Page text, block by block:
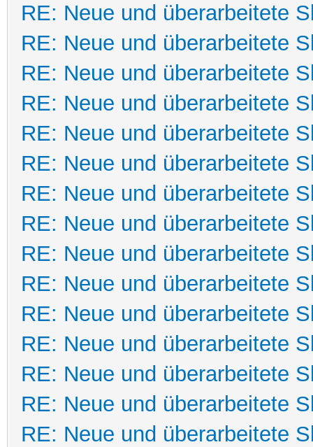
RE: Neue und überarbeitete
RE: Neue und überarbeitete
RE: Neue und überarbeitete
RE: Neue und überarbeitete
RE: Neue und überarbeitete
RE: Neue und überarbeitete
RE: Neue und überarbeitete
RE: Neue und überarbeitete
RE: Neue und überarbeitete
RE: Neue und überarbeitete
RE: Neue und überarbeitete
RE: Neue und überarbeitete
RE: Neue und überarbeitete
RE: Neue und überarbeitete
RE: Neue und überarbeitete